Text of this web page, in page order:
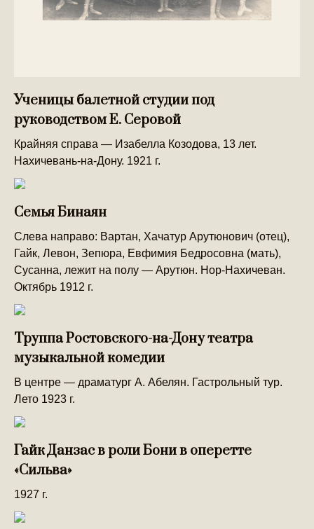
Ученицы балетной студии под
руководством Е. Серовой
Крайняя справа — Изабелла Козодова, 13 лет.
Нахичевань-на-Дону. 1921 г.
Семья Бинаян
Слева направо: Вартан, Хачатур Арутюнович (отец),
Гайк, Левон, Зепюра, Евфимия Бедросовна (мать),
Сусанна, лежит на полу — Арутюн. Нор-Нахичеван.
Октябрь 1912 г.
Труппа Ростовского-на-Дону театра
музыкальной комедии
В центре — драматург А. Абелян. Гастрольный тур.
Лето 1923 г.
Гайк Данзас в роли Бони в оперетте
«Сильва»
1927 г.